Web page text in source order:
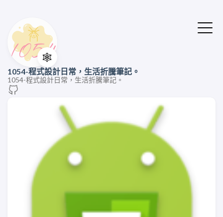
🕸️
1054-程式設計日常，生活折騰筆記。
1054-程式設計日常，生活折騰筆記。